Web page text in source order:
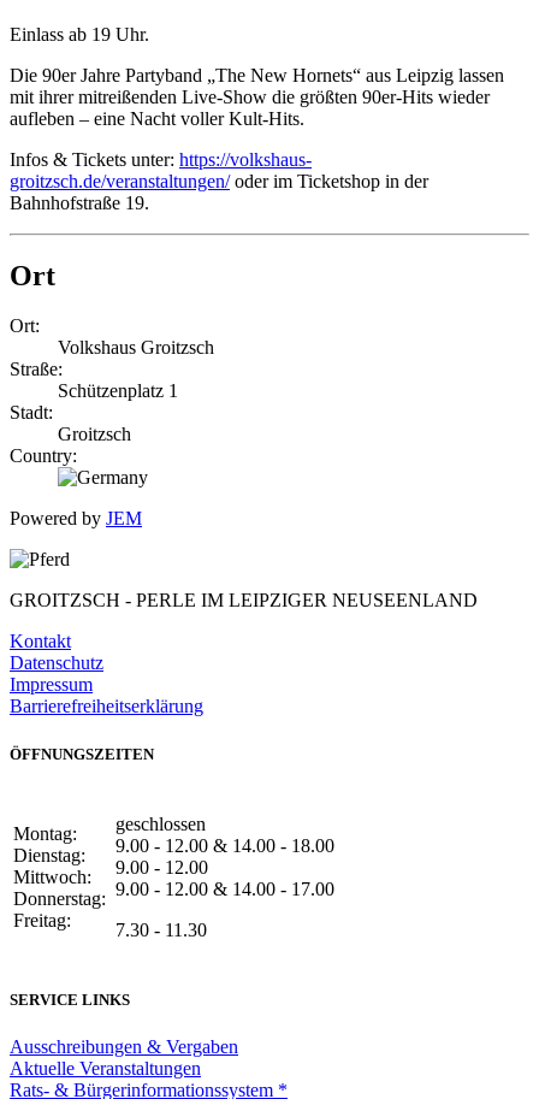
Einlass ab 19 Uhr.
Die 90er Jahre Partyband „The New Hornets“ aus Leipzig lassen
mit ihrer mitreißenden Live-Show die größten 90er-Hits wieder
aufleben – eine Nacht voller Kult-Hits.
Infos & Tickets unter: https://volkshaus-
groitzsch.de/veranstaltungen/oder im Ticketshop in der
Bahnhofstraße 19.
Ort
Ort:
Volkshaus Groitzsch
Straße:
Schützenplatz 1
Stadt:
Groitzsch
Country:
Powered by JEM
GROITZSCH - PERLE IM LEIPZIGER NEUSEENLAND
Kontakt
Datenschutz
Impressum
Barrierefreiheitserklärung
ÖFFNUNGSZEITEN
Montag:
Dienstag:
Mittwoch:
Donnerstag:
Freitag:
geschlossen
9.00 - 12.00 & 14.00 - 18.00
9.00 - 12.00
9.00 - 12.00 & 14.00 - 17.00
7.30 - 11.30
SERVICE LINKS
Ausschreibungen & Vergaben
Aktuelle Veranstaltungen
Rats- & Bürgerinformationssystem *